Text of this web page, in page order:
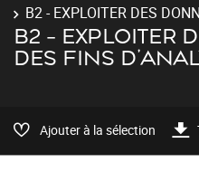
B2 - EXPLOITER DES
B2 - EXPLOITER
DES FINS
Ajouter à la sélection